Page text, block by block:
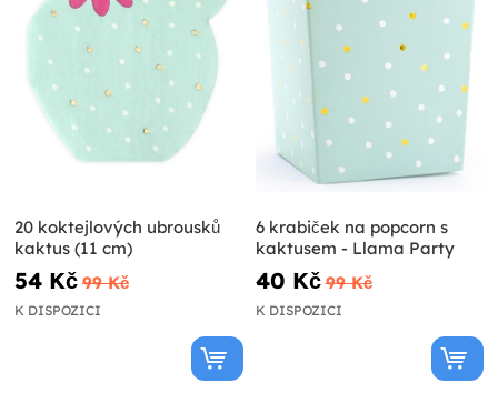
20 koktejlových ubrousků
kaktus (11 cm)
54 Kč 99 Kč
K DISPOZICI
6 krabiček na popcorn s
kaktusem - Llama Party
40 Kč 99 Kč
K DISPOZICI